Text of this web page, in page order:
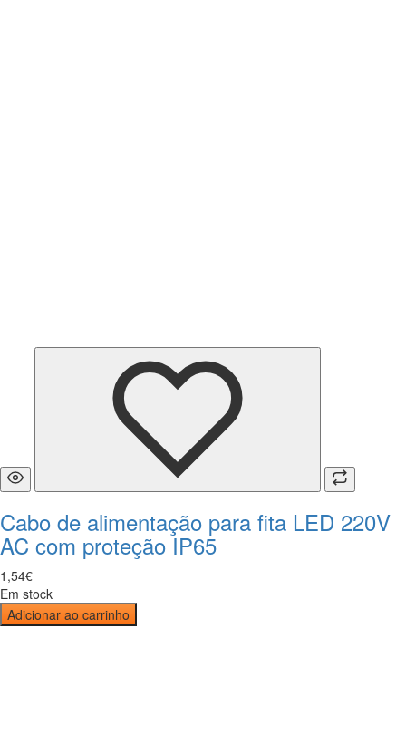
Cabo de alimentação para fita LED 220V
AC com proteção IP65
1 ,54€
Em stock
Adicionar ao carrinho